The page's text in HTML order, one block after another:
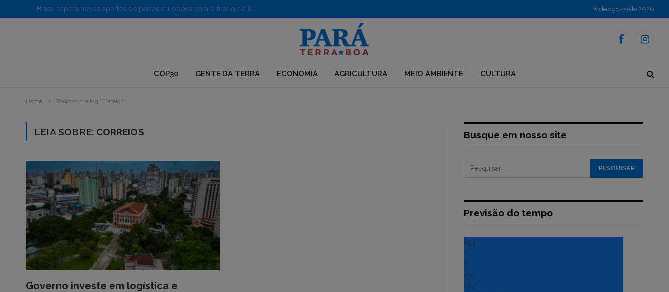
PF desarticula grupo que usava químicos para desmatar e criar pastagens no Pará 8 de agosto de 2026
Facebook
COP30 GENTE DA TERRA ECONOMIA AGRICULTURA MEIO AMBIENTE CULTURA
Home » Posts com a tag "Correios"
LEIA SOBRE: CORREIOS
Governo investe em logística e
Busque em nosso site
Previsão do tempo
+34
°
C
+37°
+21°